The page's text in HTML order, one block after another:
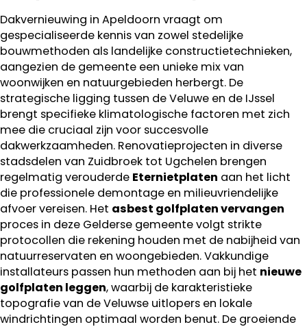
Dakvernieuwing in Apeldoorn vraagt om
gespecialiseerde kennis van zowel stedelijke
bouwmethoden als landelijke constructietechnieken,
aangezien de gemeente een unieke mix van
woonwijken en natuurgebieden herbergt. De
strategische ligging tussen de Veluwe en de IJssel
brengt specifieke klimatologische factoren met zich
mee die cruciaal zijn voor succesvolle
dakwerkzaamheden. Renovatieprojecten in diverse
stadsdelen van Zuidbroek tot Ugchelen brengen
regelmatig verouderde Eternietplaten aan het licht
die professionele demontage en milieuvriendelijke
afvoer vereisen. Het asbest golfplaten vervangen
proces in deze Gelderse gemeente volgt strikte
protocollen die rekening houden met de nabijheid van
natuurreservaten en woongebieden. Vakkundige
installateurs passen hun methoden aan bij het nieuwe
golfplaten leggen, waarbij de karakteristieke
topografie van de Veluwse uitlopers en lokale
windrichtingen optimaal worden benut. De groeiende